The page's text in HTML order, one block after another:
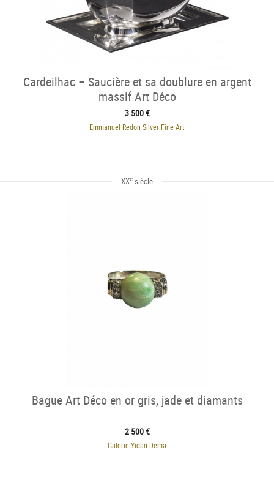
Cardeilhac – Saucière et sa doublure en argent
massif Art Déco
3 500 €
Emmanuel Redon Silver Fine Art
XXe siècle
Bague Art Déco en or gris, jade et diamants
2 500 €
Galerie Yidan Dema